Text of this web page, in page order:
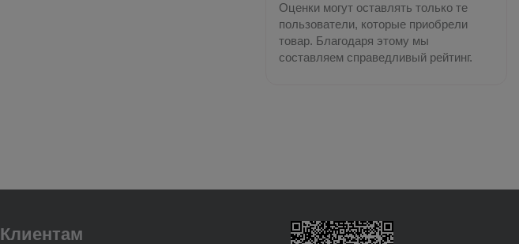
Оценки могут оставлять только те
пользователи, которые приобрели
товар. Благодаря этому мы
составляем справедливый рейтинг.
Клиентам